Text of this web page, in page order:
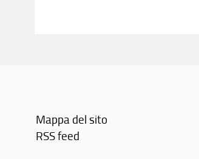
Mappa del sito
RSS feed